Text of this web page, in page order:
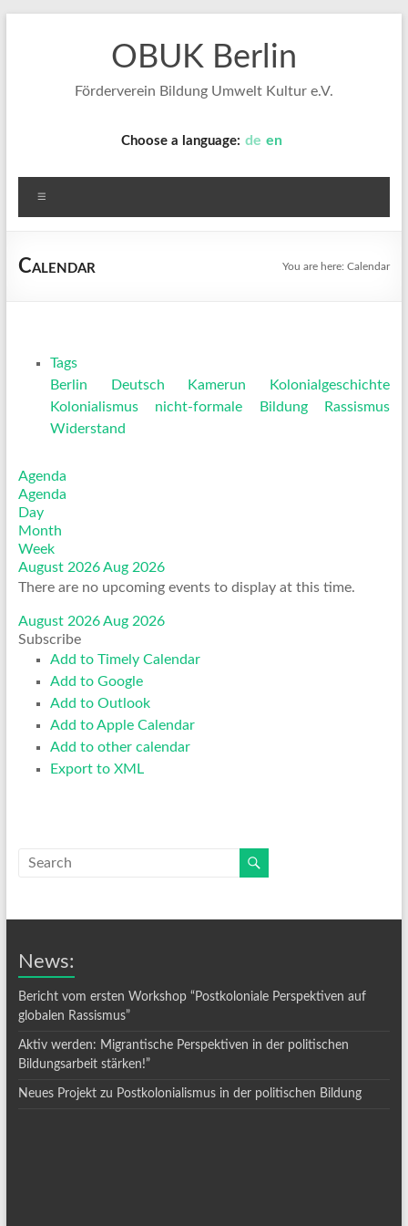
OBUK Berlin
Förderverein Bildung Umwelt Kultur e.V.
Choose a language: de en
Calendar You are here:Calendar
Tags
Berlin
Deutsch Kamerun
Kolonialgeschichte
Kolonialismus nicht-formale Bildung
Rassismus
Widerstand
Agenda
Agenda
Day
Month
Week
August 2026 Aug 2026
There are no upcoming events to display at this time.
August 2026 Aug 2026
Subscribe
Add to Timely Calendar
Add to Google
Add to Outlook
Add to Apple Calendar
Add to other calendar
Export to XML
News:
Bericht vom ersten Workshop “Postkoloniale Perspektiven auf
globalen Rassismus”
Aktiv werden: Migrantische Perspektiven in der politischen
Bildungsarbeit stärken!”
Neues Projekt zu Postkolonialismus in der politischen Bildung